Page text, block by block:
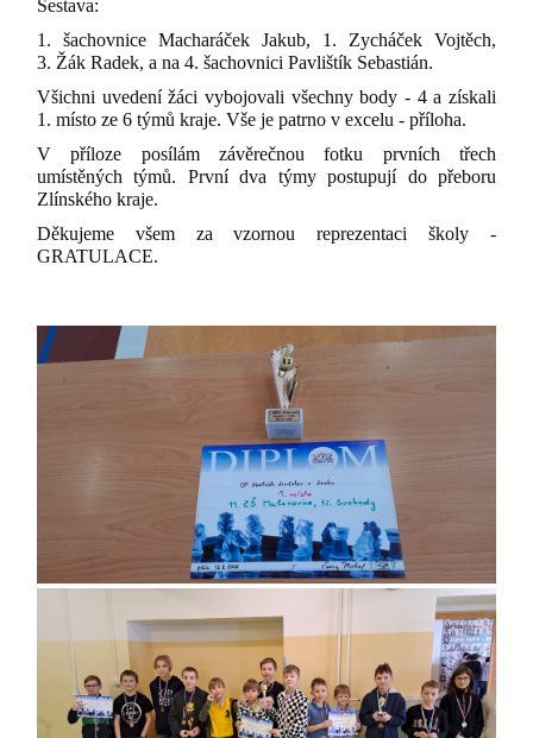
Sestava:
1. šachovnice Macharáček Jakub, 1. Zycháček Vojtěch,
3. Žák Radek, a na 4. šachovnici Pavlištík Sebastián.
Všichni uvedení žáci vybojovali všechny body - 4 a získali
1. místo ze 6 týmů kraje. Vše je patrno v excelu - příloha.
V příloze posílám závěrečnou fotku prvních třech
umístěných týmů. První dva týmy postupují do přeboru
Zlínského kraje.
Děkujeme všem za vzornou reprezentaci školy -
GRATULACE.